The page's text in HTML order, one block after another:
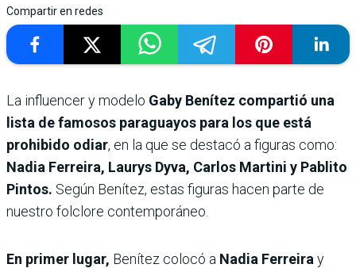
Compartir en redes
La influencer y modelo Gaby Benítez compartió una
lista de famosos paraguayos para los que está
prohibido odiar, en la que se destacó a figuras como:
Nadia Ferreira, Laurys Dyva, Carlos Martini y Pablito
Pintos. Según Benítez, estas figuras hacen parte de
nuestro folclore contemporáneo.
En primer lugar, Benítez colocó a Nadia Ferreira y